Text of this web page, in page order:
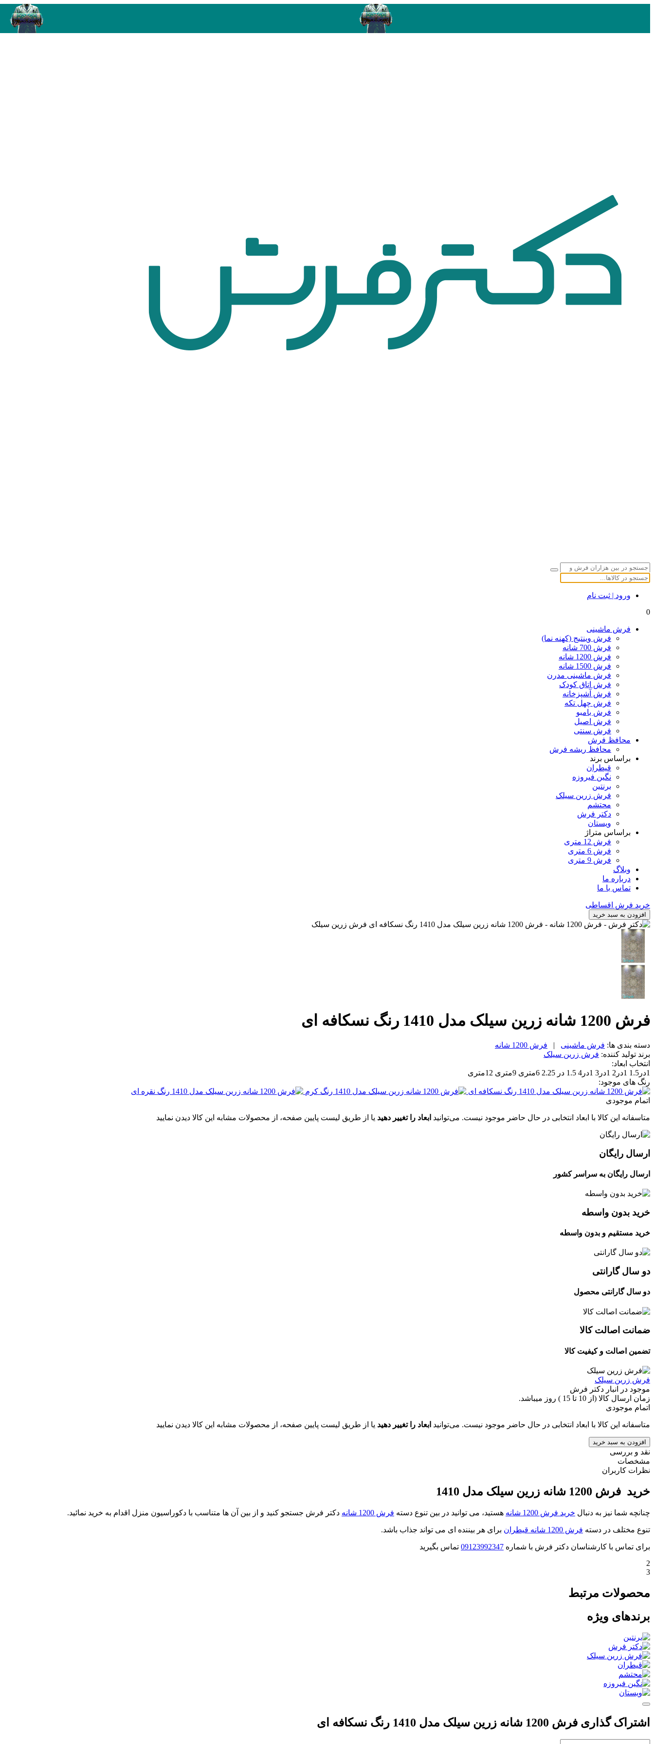
ورود | ثبت نام
0
فرش ماشینی
فرش وینتیج (کهنه نما)
فرش 700 شانه
فرش 1200 شانه
فرش 1500 شانه
فرش ماشینی مدرن
فرش اتاق کودک
فرش آشپزخانه
فرش چهل تکه
فرش بامبو
فرش اصیل
فرش سنتی
محافظ فرش
محافظ ریشه فرش
براساس برند
قیطران
نگین فیروزه
برنتین
فرش زرین سیلک
محتشم
دکتر فرش
ویستان
براساس متراژ
فرش 12 متری
فرش 6 متری
فرش 9 متری
وبلاگ
درباره ما
تماس با ما
خرید فرش اقساطی
افزودن به سبد خرید
فرش 1200 شانه زرین سیلک مدل 1410 رنگ نسکافه ای
دسته بندی ها: فرش ماشینی |
فرش 1200 شانه
برند تولید کننده: فرش زرین سیلک
انتخاب ابعاد:
1در1.5
1در2 1در3 1در4 1.5 در 2.25 6متری 9متری
12متری
رنگ های موجود:
اتمام موجودی
متاسفانه این کالا با ابعاد انتخابی در حال حاضر موجود نیست. می‌توانید ابعاد را تغییر دهید یا از طریق لیست پایین صفحه، از محصولات مشابه این کالا دیدن نمایید
ارسال رایگان
ارسال رایگان به سراسر کشور
خرید بدون واسطه
خرید مستقیم و بدون واسطه
دو سال گارانتی
دو سال گارانتی محصول
ضمانت اصالت کالا
تضمین اصالت و کیفیت کالا
فرش زرین سیلک
موجود در انبار دکتر فرش
زمان ارسال کالا (از 10 تا 15 ) روز میباشد.
اتمام موجودی
متاسفانه این کالا با ابعاد انتخابی در حال حاضر موجود نیست. می‌توانید ابعاد را تغییر دهید یا از طریق لیست پایین صفحه، از محصولات مشابه این کالا دیدن نمایید
افزودن به سبد خرید
نقد و بررسی
مشخصات
نظرات کاربران
خرید فرش 1200 شانه زرین سیلک مدل 1410
چنانچه شما نیز به دنبال خرید فرش 1200 شانه هستید، می توانید در بین تنوع دسته فرش 1200 شانه دکتر فرش جستجو کنید و از بین آن ها متناسب با دکوراسیون منزل اقدام به خرید نمائید.
تنوع مختلف در دسته فرش 1200 شانه قیطران برای هر بیننده ای می تواند جذاب باشد.
برای تماس با کارشناسان دکتر فرش با شماره 09123992347 تماس بگیرید
2
3
محصولات مرتبط
برندهای ویژه
اشتراک گذاری فرش 1200 شانه زرین سیلک مدل 1410 رنگ نسکافه ای